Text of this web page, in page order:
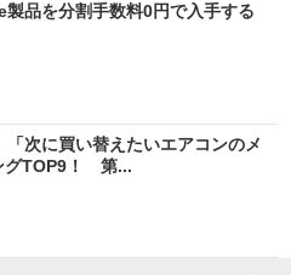
品を分割手数料0円で入手する
「次に買い替えたいエアコンのメ
グTOP9！ 第...